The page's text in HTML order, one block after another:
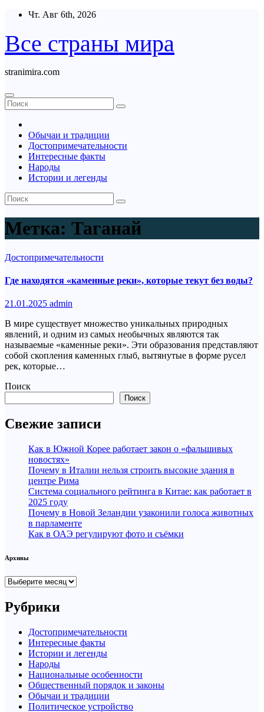
Перейти
содержимому
Чт. Авг 6th, 2026
Все страны мира
stranimira.com
Обычаи и традиции
Достопримечательности
Интересные факты
Народы
Истории и легенды
Метка: Таганай
Достопримечательности
Где находятся «каменные реки», которые текут без воды?
21.01.2025 admin
В мире существует множество уникальных природных
явлений, и одним из самых необычных являются так
называемые «каменные реки». Эти образования представляют
собой скопления каменных глыб, вытянутые в форме русел
рек, которые…
Поиск
Поиск
Свежие записи
Как в Южной Корее работает закон о «фальшивых
новостях»
Почему в Италии нельзя строить высокие здания в
центре Рима
Система социального рейтинга в Китае: как работает в
2025 году
Почему в Новой Зеландии узаконили голоса животных
в парламенте
Как в ОАЭ регулируют фото и съёмки
Архивы
Архивы
Рубрики
Достопримечательности
Интересные факты
Истории и легенды
Народы
Национальные особенности
Общественный порядок и законы
Обычаи и традиции
Политическое устройство